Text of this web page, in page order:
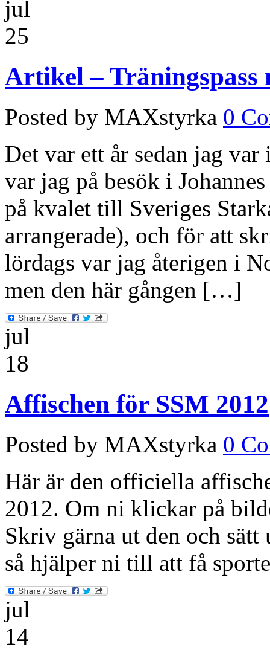
jul
25
Artikel – Träningspass
Posted by MAXstyrka 0
Det var ett år sedan jag
var jag på besök i
på kvalet till Sveriges
arrangerade), och för att
lördags var jag återigen i
men den här gången […]
jul
18
Affischen för SSM 2012
Posted by MAXstyrka 0
Här är den officiella
2012. Om ni klickar på
Skriv gärna ut den och sätt
så hjälper ni till att få
jul
14